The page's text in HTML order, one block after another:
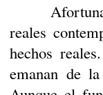
reales
hechos
emanan de